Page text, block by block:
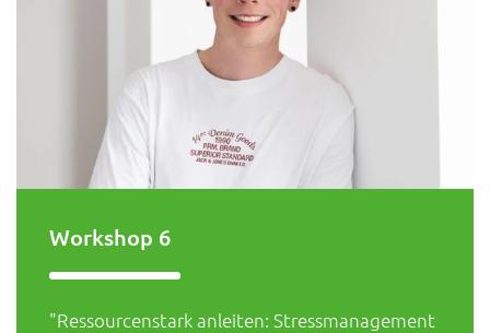
Workshop 6
"Ressourcenstark anleiten: Stressmanagement